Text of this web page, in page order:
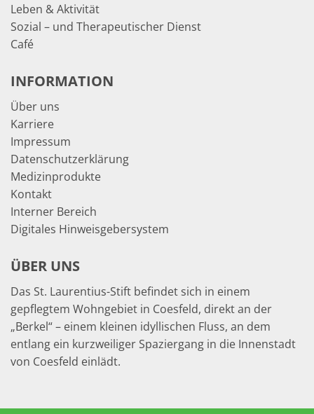
Leben & Aktivität
Sozial – und Therapeutischer Dienst
Café
INFORMATION
Über uns
Karriere
Impressum
Datenschutzerklärung
Medizinprodukte
Kontakt
Interner Bereich
Digitales Hinweisgebersystem
ÜBER UNS
Das St. Laurentius-Stift befindet sich in einem
gepflegtem Wohngebiet in Coesfeld, direkt an der
„Berkel“ – einem kleinen idyllischen Fluss, an dem
entlang ein kurzweiliger Spaziergang in die Innenstadt
von Coesfeld einlädt.